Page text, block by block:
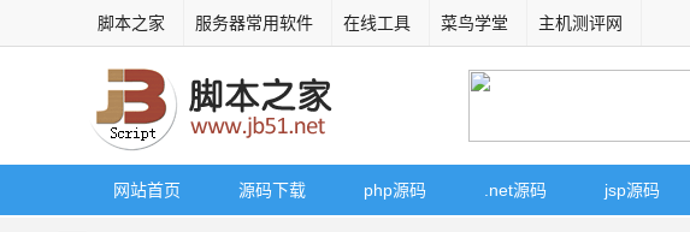
脚本之家 服务器常用软件 在线工具 菜鸟学堂 主机测评网
网站首页 源码下载 php源码 .net源码 jsp源码